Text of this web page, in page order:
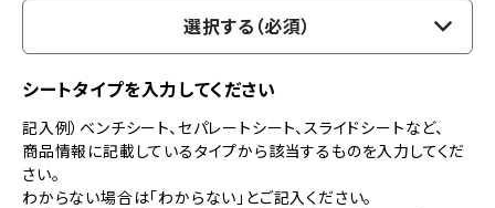
選択する（必須）
シートタイプを入力してください
記入例）ベンチシート、セパレートシート、スライドシートなど、
商品情報に記載しているタイプから該当するものを入力してくだ
さい。
わからない場合は「わからない」とご記入ください。